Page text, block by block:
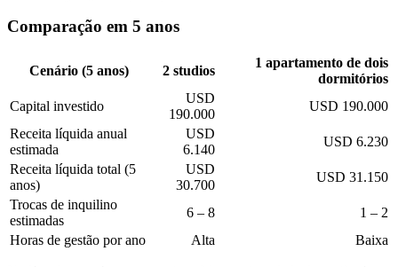
Comparação em 5 anos
Cenário (5 anos) 2 studios
1 apartamento de dois
dormitórios
Capital investido
USD
190.000
USD 190.000
Receita líquida anual
estimada
USD
6.140
USD 6.230
Receita líquida total (5
anos)
USD
30.700
USD 31.150
Trocas de inquilino
estimadas
6 – 8
1 – 2
Horas de gestão por ano
Alta Baixa